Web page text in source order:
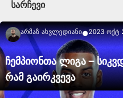
სარჩევი
Არმაზ Ახვლედიანი●2023 ოქტ
ჩემპიონთა ლიგა –
რამ გაირკვევა